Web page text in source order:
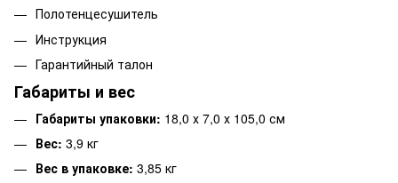
Полотенцесушитель
Инструкция
Гарантийный талон
Габариты и вес
Габариты упаковки: 18,0 х 7,0 х 105,0 см
Вес: 3,9 кг
Вес в упаковке: 3,85 кг